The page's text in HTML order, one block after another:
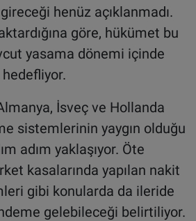
henüz açıklanmadı.
göre, hükümet bu
yasama dönemi içinde
İsveç ve Hollanda
sistemlerinin yaygın olduğu
adım yaklaşıyor. Öte
kasalarında yapılan nakit
gibi konularda da ileride
gelebileceği belirtiliyor.